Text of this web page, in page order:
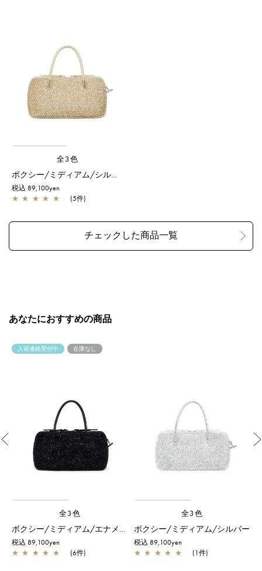
全3色
税込 89,100yen
★ ★ ★ ★ ★ (5件)
あなたにおすすめの商品
Previous
入荷連絡受付中 在庫なし
全3色
ボクシー/ミディアム/エナメルブラック
税込 89,100yen
★ ★ ★ ★ ★ (6件)
全3色
ボクシー/ミディアム/シルバー
税込 89,100yen
★ ★ ★ ★ ★ (1件)